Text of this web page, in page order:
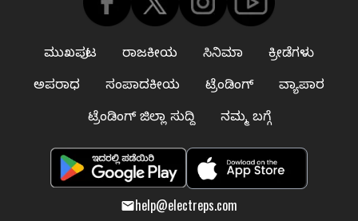
ಮುಖಪುಟ ರಾಜಕೀಯ ಸಿನಿಮಾ
ಕ್ರೀಡೆಗಳು
ಅಪರಾಧ
ಸಂಪಾದಕೀಯ ಟ್ರೆಂಡಿಂಗ್
ವ್ಯಾಪಾರ
ಟ್ರೆಂಡಿಂಗ್ ಜಿಲ್ಲಾ ಸುದ್ದಿ
ನಮ್ಮ ಬಗ್ಗೆ
help@electreps.com